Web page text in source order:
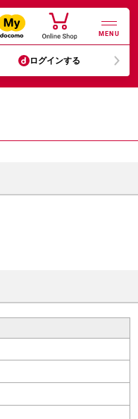
MENU
ログインする